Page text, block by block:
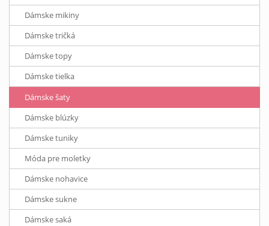
Dámske mikiny
Dámske tričká
Dámske topy
Dámske tielka
Dámske šaty
Dámske blúzky
Dámske tuniky
Móda pre moletky
Dámske nohavice
Dámske sukne
Dámske saká